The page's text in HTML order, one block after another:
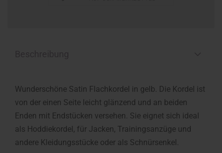
Wunderschöne Satin Flachkordel in gelb. Die Kordel ist
von der einen Seite leicht glänzend und an beiden
Enden mit Endstücken versehen. Sie eignet sich ideal
als Hoddiekordel, für Jacken, Trainingsanzüge und
andere Kleidungsstücke oder als Schnürsenkel.